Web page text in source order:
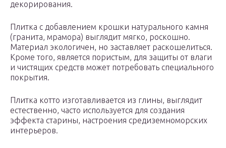
декорирования.
Плитка с добавлением крошки натурального камня
(гранита, мрамора) выглядит мягко, роскошно.
Материал экологичен, но заставляет раскошелиться.
Кроме того, является пористым, для защиты от влаги
и чистящих средств может потребовать специального
покрытия.
Плитка котто изготавливается из глины, выглядит
естественно, часто используется для создания
эффекта старины, настроения средиземноморских
интерьеров.